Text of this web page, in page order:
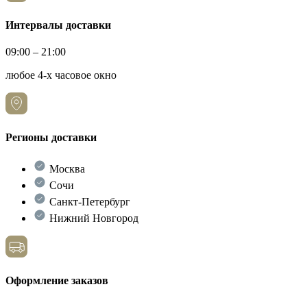
Интервалы доставки
09:00 – 21:00
любое 4-х часовое окно
Регионы доставки
Москва
Сочи
Санкт-Петербург
Нижний Новгород
Оформление заказов